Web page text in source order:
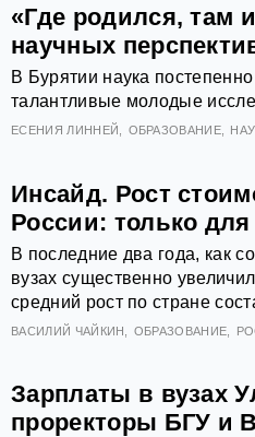
«Где родился, там
научных
В Бурятии наука
талантливые молодые
ЕСЕНИЯ ЛИННЕЙ ОБРАЗОВАНИЕ
Инсайд. Рост
России: только
В последние два года, как
вузах существенно
средний рост по стране
ВАСИЛИЙ ЧАЙКИН ОБРАЗОВАНИЕ
Зарплаты в вузах
проректоры БГУ и